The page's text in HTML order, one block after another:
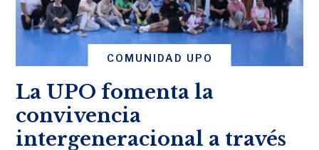
COMUNIDAD UPO
La UPO fomenta la
convivencia
intergeneracional a través